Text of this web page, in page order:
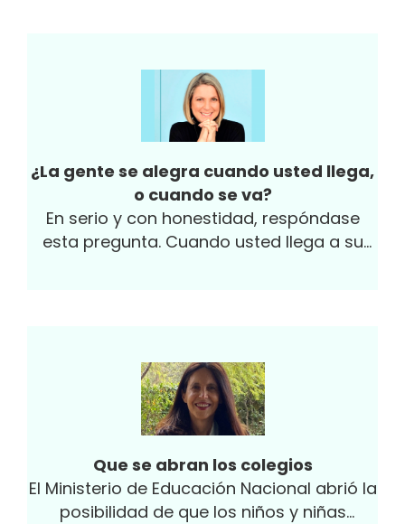
¿La gente se alegra cuando usted llega,
o cuando se va?
En serio y con honestidad, respóndase
esta pregunta. Cuando usted llega a su
sale feliz a recibirle?
Que se abran los colegios
El Ministerio de Educación Nacional abrió la
posibilidad de que los niños y niñas